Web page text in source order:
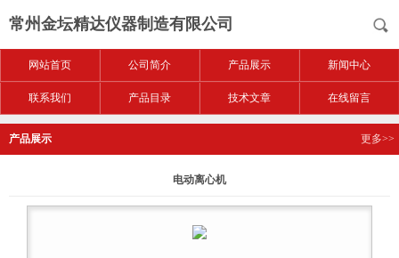
常州金坛精达仪器制造有限公司
网站首页 公司简介 产品展示 新闻中心
联系我们 产品目录 技术文章 在线留言
产品展示 更多>>
电动离心机